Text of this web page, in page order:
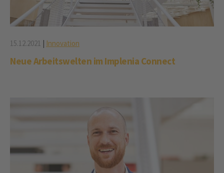
15.12.2021 Innovation
Neue Arbeitswelten im Implenia Connect